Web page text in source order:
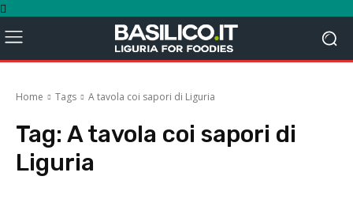
Home Tags A tavola coi sapori di Liguria
Tag: A tavola coi sapori di
Liguria